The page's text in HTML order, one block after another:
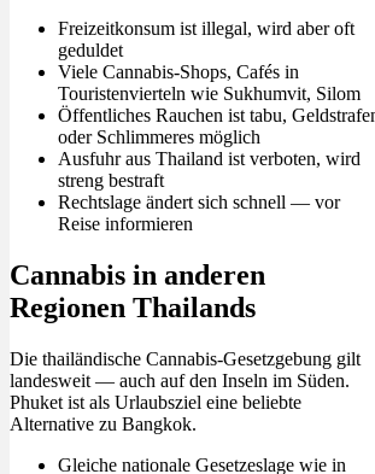
Freizeitkonsum ist illegal, wird aber oft
geduldet
Viele Cannabis-Shops, Cafés in
Touristenvierteln wie Sukhumvit, Silom
Öffentliches Rauchen ist tabu,
oder Schlimmeres möglich
Ausfuhr aus Thailand ist verboten, wird
streng bestraft
Rechtslage ändert sich schnell — vor
Reise informieren
Cannabis in anderen
Regionen Thailands
Die thailändische Cannabis-Gesetzgebung gilt
landesweit — auch auf den Inseln im Süden.
Phuket ist als Urlaubsziel eine beliebte
Alternative zu Bangkok.
Gleiche nationale Gesetzeslage wie in